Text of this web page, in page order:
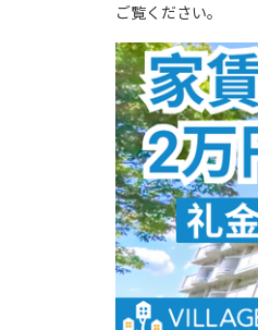
ご覧ください。